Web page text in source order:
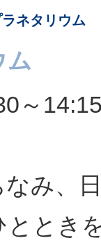
ネタリウム
ム
～
み、
ととき